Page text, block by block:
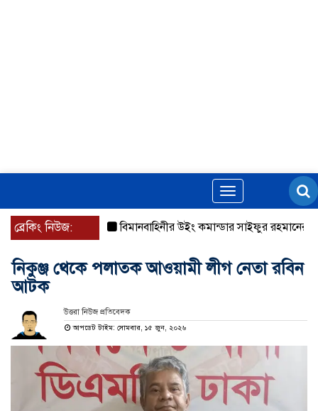
Toggle
navigation
ব্রেকিং নিউজ: বিমানবাহিনীর উইং কমান্ডার সাইফুর রহমানের বিরুদ্ধে
নিকুঞ্জ থেকে পলাতক আওয়ামী লীগ নেতা রবিন
আটক
উত্তরা নিউজ প্রতিবেদক
আপডেট টাইম: সোমবার, ১৫ জুন, ২০২৬